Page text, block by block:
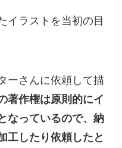
イラストを当初の目
ーさんに依頼して描
著作権は原則的にイ
なっているので、納
工したり依頼したと